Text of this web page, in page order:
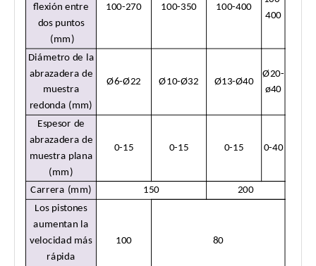
flexión entre
dos puntos
(mm)
100-270 100-350 100-400
400
Diámetro de la
abrazadera de
muestra
redonda (mm)
Ø6-Ø22 Ø10-Ø32 Ø13-Ø40
Ø20-
ø40
Espesor de
abrazadera de
muestra plana
(mm)
0-15 0-15 0-15 0-40
Carrera (mm) 150 200
Los pistones
aumentan la
velocidad más
rápida
100 80